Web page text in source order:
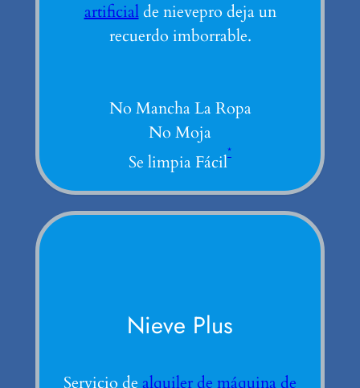
artificialde nievepro deja un
recuerdo imborrable.
No Mancha La Ropa
No Moja
Se limpia Fácil*
Nieve Plus
Servicio de alquiler de máquina de